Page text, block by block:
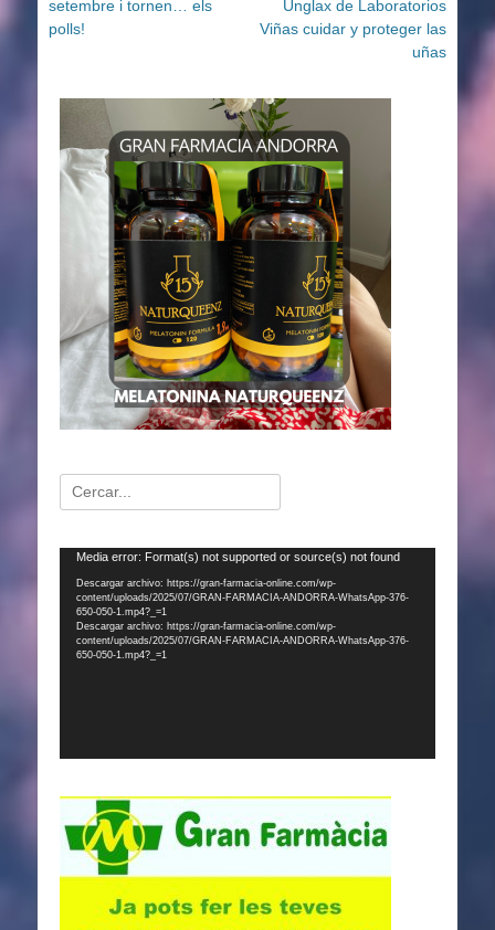
entradas
anterior:
setembre i tornen… els
polls!
siguiente:Unglax de Laboratorios
Viñas cuidar y proteger las
uñas
Buscar:
Reproductor
vídeo
Media error: Format(s) not supported or source(s) not found
Descargar archivo: https://gran-farmacia-online.com/wp-
content/uploads/2025/07/GRAN-FARMACIA-ANDORRA-WhatsApp-376-
650-050-1.mp4?_=1
Descargar archivo: https://gran-farmacia-online.com/wp-
content/uploads/2025/07/GRAN-FARMACIA-ANDORRA-WhatsApp-376-
650-050-1.mp4?_=1